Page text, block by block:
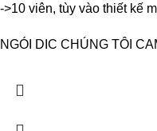
->10 viên, tùy vào thiết kế
NGÓI DIC CHÚNG TÔI